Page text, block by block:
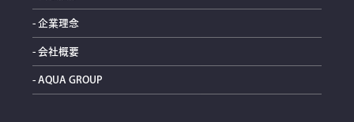
- 企業理念
- 会社概要
- AQUA GROUP